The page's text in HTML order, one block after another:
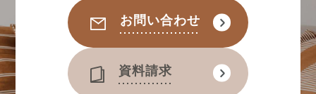
お問い合わせ
資料請求